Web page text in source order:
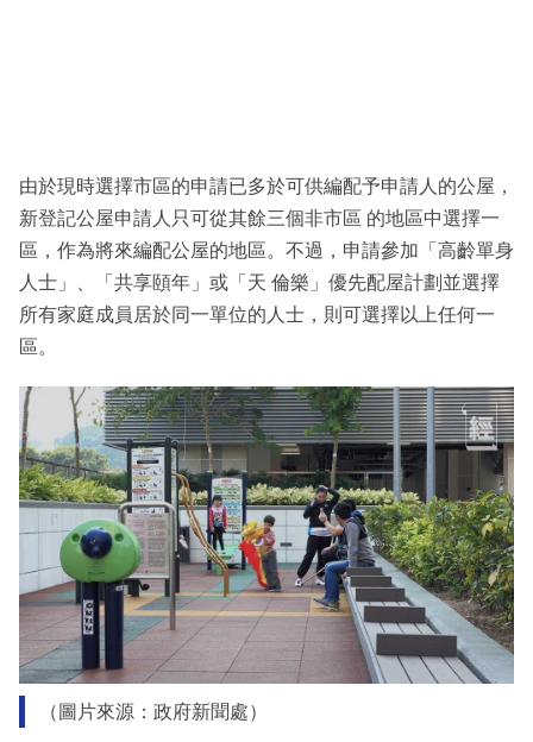
由於現時選擇市區的申請已多於可供編配予申請人的公屋，
新登記公屋申請人只可從其餘三個非市區 的地區中選擇一
區，作為將來編配公屋的地區。不過，申請參加「高齡單身
人士」、「共享頤年」或「天 倫樂」優先配屋計劃並選擇
所有家庭成員居於同一單位的人士，則可選擇以上任何一
區。
（圖片來源：政府新聞處）